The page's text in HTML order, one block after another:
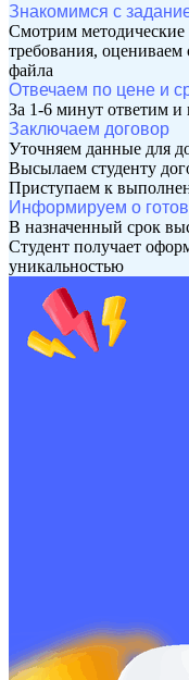
Знакомимся с
Смотрим
требования,
файла
Отвечаем по цене и
За 1-6 минут ответим и
Заключаем договор
Уточняем данные для
Высылаем студенту
Приступаем к
Информируем о
В назначенный срок
Студент получает
уникальностью